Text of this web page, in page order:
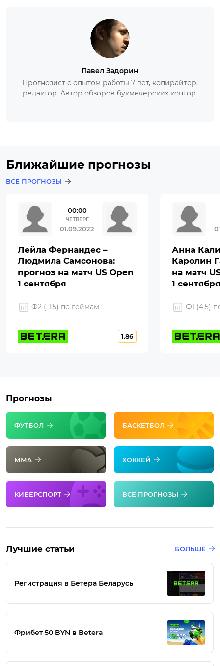
Павел Задорин
Прогнозист с опытом работы 7 лет, копирайтер,
редактор. Автор обзоров букмекерских контор.
Ближайшие прогнозы
ВСЕ ПРОГНОЗЫ
00:00
ЧЕТВЕРГ
01.09.2022
Лейла Фернандес –
Людмила Самсонова:
прогноз на матч US Open
1 сентября
Ф2 (-1,5) по геймам
1.86
Анна
Каролин
на матч
1 сентября
Ф1 (4,5)
Прогнозы
ФУТБОЛ БАСКЕТБОЛ
ММА ХОККЕЙ
КИБЕРСПОРТ ВСЕ ПРОГНОЗЫ
Лучшие статьи БОЛЬШЕ
Регистрация в Бетера Беларусь
Фрибет 50 BYN в Betera